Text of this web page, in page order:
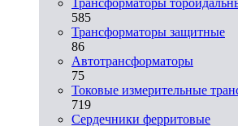
585
Трансформаторы защитные
86
Автотрансформаторы
75
Токовые измерительные
719
Сердечники ферритовые